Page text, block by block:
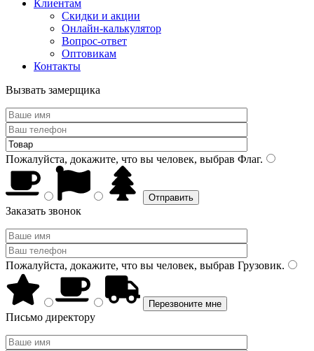
Клиентам
Скидки и акции
Онлайн-калькулятор
Вопрос-ответ
Оптовикам
Контакты
Вызвать замерщика
Пожалуйста, докажите, что вы человек, выбрав Флаг.
Заказать звонок
Пожалуйста, докажите, что вы человек, выбрав Грузовик.
Письмо директору